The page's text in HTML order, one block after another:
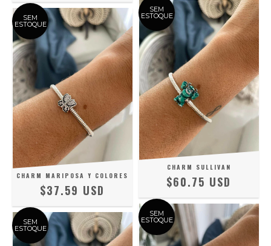
SEM
ESTOQUE
CHARM MARIPOSA Y COLORES
$37.59 USD
SEM
ESTOQUE
CHARM SULLIVAN
$60.75 USD
SEM
ESTOQUE
SEM
ESTOQUE